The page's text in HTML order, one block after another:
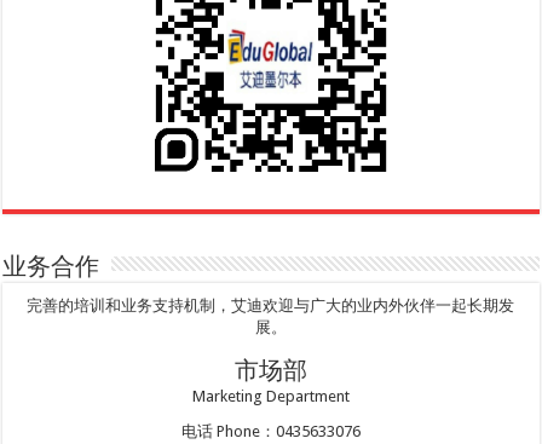
业务合作
完善的培训和业务支持机制，艾迪欢迎与广大的业内外伙伴一起长期发
展。
市场部
Marketing Department
电话 Phone：0435633076